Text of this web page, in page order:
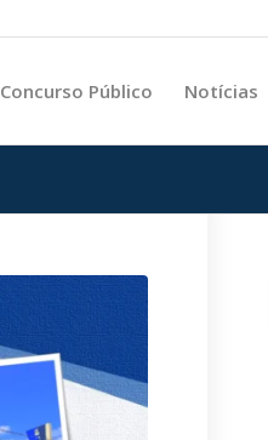
Concurso Público Notícias